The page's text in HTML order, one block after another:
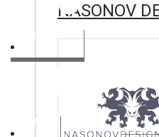
ВОДОСНАБЖЕНИЕ
ОТОПЛЕНИЕ
NASONOV